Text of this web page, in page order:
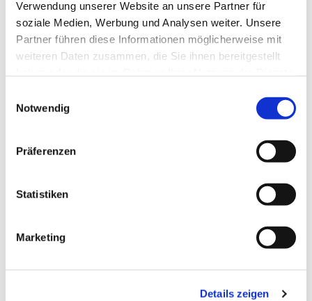
Verwendung unserer Website an unsere Partner für
soziale Medien, Werbung und Analysen weiter. Unsere
Partner führen diese Informationen möglicherweise mit
weiteren Daten zusammen, die Sie ihnen bereitgestellt
Notwendig
Präferenzen
Statistiken
Marketing
Details zeigen